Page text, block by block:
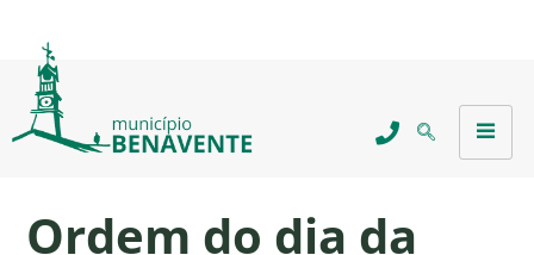
Ordem do dia da